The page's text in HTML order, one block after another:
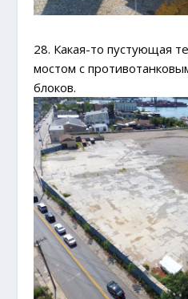
28. Какая-то пустующая
мостом с
блоков.